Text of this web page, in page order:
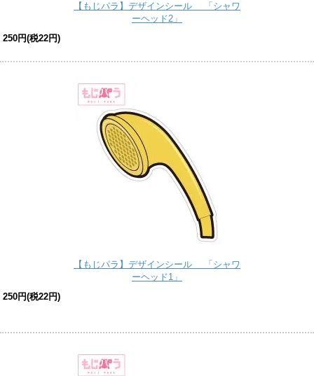
【もじパラ】デザインシール 「シャワ
ーヘッド2」
250円(税22円)
【もじパラ】デザインシール 「シャワ
ーヘッド1」
250円(税22円)